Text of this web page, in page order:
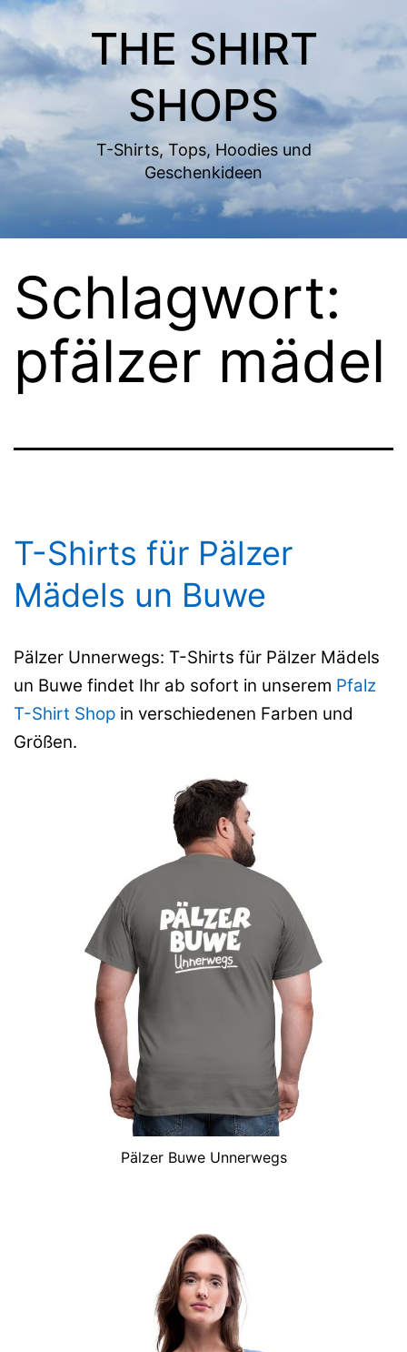
Zum
Inhalt
springen
THE SHIRT
SHOPS
T-Shirts, Tops, Hoodies und
Geschenkideen
Schlagwort:
pfälzer mädel
T-Shirts für Pälzer
Mädels un Buwe
Pälzer Unnerwegs: T-Shirts für Pälzer Mädels
un Buwe findet Ihr ab sofort in unserem Pfalz
T-Shirt Shop in verschiedenen Farben und
Größen.
Pälzer Buwe Unnerwegs